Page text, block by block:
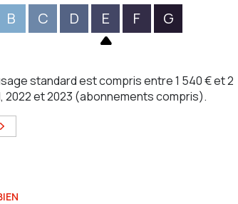
B C D E F G
standard est compris entre 1 540 € et 2
2022 et 2023 (abonnements compris).